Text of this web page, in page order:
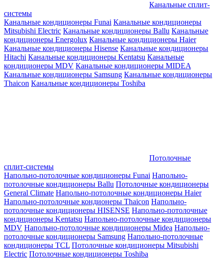
Канальные сплит-
системы
Канальные кондиционеры Funai Канальные кондиционеры
Mitsubishi Electric Канальные кондиционеры Ballu Канальные
кондиционеры Energolux Канальные кондиционеры Haier
Канальные кондиционеры Hisense Канальные кондиционеры
Hitachi Канальные кондиционеры Kentatsu Канальные
кондиционеры MDV Канальные кондиционеры MIDEA
Канальные кондиционеры Samsung Канальные кондиционеры
Thaicon Канальные кондиционеры Toshiba
Потолочные
сплит-системы
Напольно-потолочные кондиционеры Funai Напольно-
потолочные кондиционеры Ballu Потолочные кондиционеры
General Climate Напольно-потолочные кондиционеры Haier
Напольно-потолочные кондионеры Thaicon Напольно-
потолочные кондиционеры HISENSE Напольно-потолочные
кондиционеры Kentatsu Напольно-потолочные кондиционеры
MDV Напольно-потолочные кондиционеры Midea Напольно-
потолочные кондиционеры Samsung Напольно-потолочные
кондиционеры TCL Потолочные кондиционеры Mitsubishi
Electric Потолочные кондиционеры Toshiba